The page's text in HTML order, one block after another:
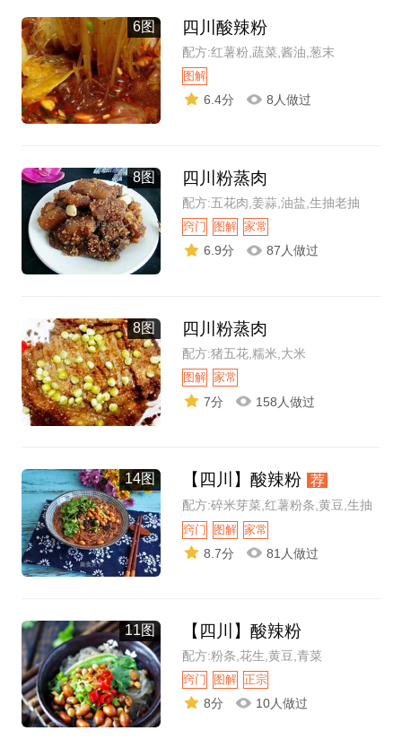
6图 四川酸辣粉
配方:红薯粉,蔬菜,酱油,葱末
图解
6.4分 8人做过
8图 四川粉蒸肉
配方:五花肉,姜蒜,油盐,生抽老抽
窍门 图解 家常
6.9分 87人做过
8图 四川粉蒸肉
配方:猪五花,糯米,大米
图解 家常
7分 158人做过
14图 【四川】酸辣粉 荐
配方:碎米芽菜,红薯粉条,黄豆,生抽
窍门 图解 家常
8.7分 81人做过
11图 【四川】酸辣粉
配方:粉条,花生,黄豆,青菜
窍门 图解 正宗
8分 10人做过